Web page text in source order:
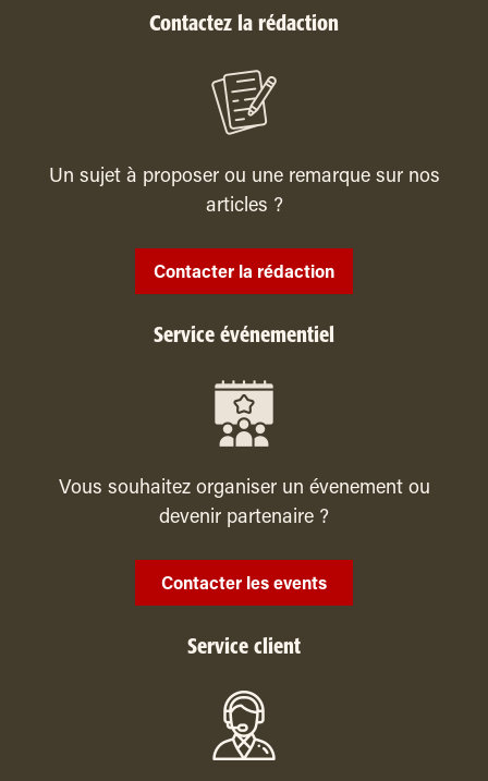
Contactez la rédaction
Un sujet à proposer ou une remarque sur nos
articles ?
Contacter la rédaction
Service événementiel
Vous souhaitez organiser un évenement ou
devenir partenaire ?
Contacter les events
Service client